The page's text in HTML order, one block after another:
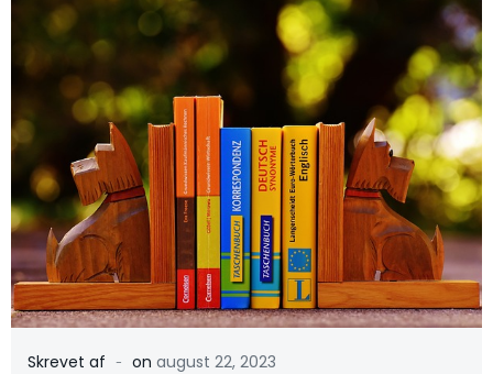
Skrevet af - on august 22, 2023